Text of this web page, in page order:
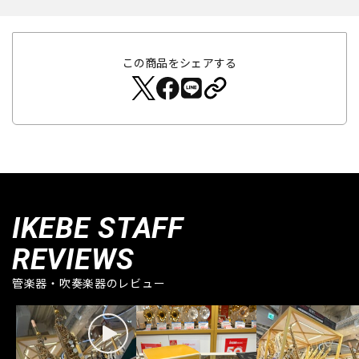
この商品をシェアする
IKEBE STAFF
REVIEWS
管楽器・吹奏楽器のレビュー